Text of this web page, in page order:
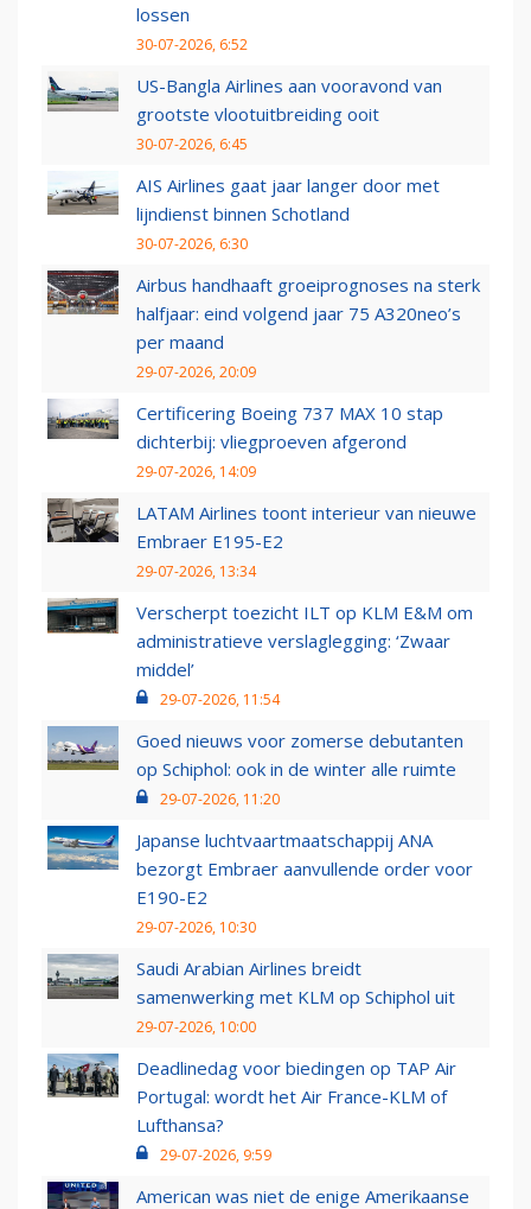
lossen
30-07-2026, 6:52
US-Bangla Airlines aan vooravond van
grootste vlootuitbreiding ooit
30-07-2026, 6:45
AIS Airlines gaat jaar langer door met
lijndienst binnen Schotland
30-07-2026, 6:30
Airbus handhaaft groeiprognoses na sterk
halfjaar: eind volgend jaar 75 A320neo’s
per maand
29-07-2026, 20:09
Certificering Boeing 737 MAX 10 stap
dichterbij: vliegproeven afgerond
29-07-2026, 14:09
LATAM Airlines toont interieur van nieuwe
Embraer E195-E2
29-07-2026, 13:34
Verscherpt toezicht ILT op KLM E&M om
administratieve verslaglegging: ‘Zwaar
middel’
29-07-2026, 11:54
Goed nieuws voor zomerse debutanten
op Schiphol: ook in de winter alle ruimte
29-07-2026, 11:20
Japanse luchtvaartmaatschappij ANA
bezorgt Embraer aanvullende order voor
E190-E2
29-07-2026, 10:30
Saudi Arabian Airlines breidt
samenwerking met KLM op Schiphol uit
29-07-2026, 10:00
Deadlinedag voor biedingen op TAP Air
Portugal: wordt het Air France-KLM of
Lufthansa?
29-07-2026, 9:59
American was niet de enige Amerikaanse